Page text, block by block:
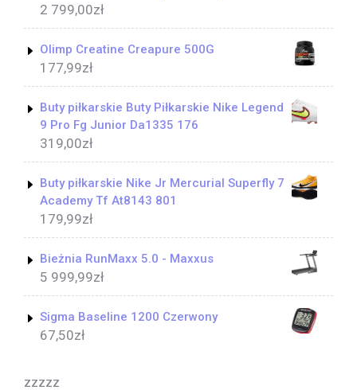
2 799,00zł
Olimp Creatine Creapure 500G
177,99zł
Buty piłkarskie Buty Piłkarskie Nike Legend
9 Pro Fg Junior Da1335 176
319,00zł
Buty piłkarskie Nike Jr Mercurial Superfly 7
Academy Tf At8143 801
179,99zł
Bieżnia RunMaxx 5.0 - Maxxus
5 999,99zł
Sigma Baseline 1200 Czerwony
67,50zł
zzzzz